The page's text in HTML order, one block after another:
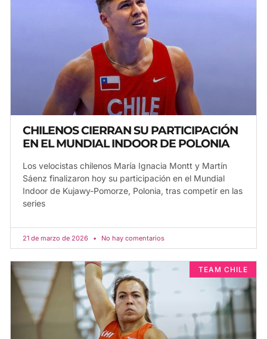
CHILENOS CIERRAN SU PARTICIPACIÓN
EN EL MUNDIAL INDOOR DE POLONIA
Los velocistas chilenos María Ignacia Montt y Martín
Sáenz finalizaron hoy su participación en el Mundial
Indoor de Kujawy-Pomorze, Polonia, tras competir en las
series
21 de marzo de 2026 No hay comentarios
TEAM CHILE